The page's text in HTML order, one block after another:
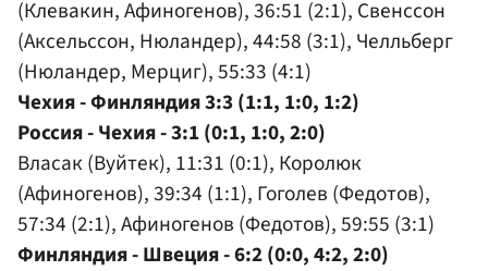
(Клевакин, Афиногенов), 36:51 (2:1), Свенссон
(Аксельссон, Нюландер), 44:58 (3:1), Челльберг
(Нюландер, Мерциг), 55:33 (4:1)
Чехия - Финляндия 3:3 (1:1, 1:0, 1:2)
Россия - Чехия - 3:1 (0:1, 1:0, 2:0)
Власак (Вуйтек), 11:31 (0:1), Королюк
(Афиногенов), 39:34 (1:1), Гоголев (Федотов),
57:34 (2:1), Афиногенов (Федотов), 59:55 (3:1)
Финляндия - Швеция - 6:2 (0:0, 4:2, 2:0)